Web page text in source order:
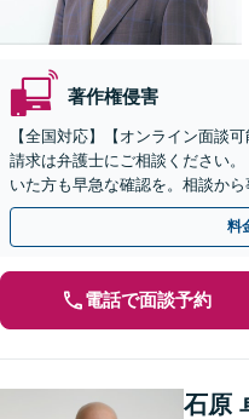
著作権侵害
【全国対応】【オンライン面談
請求は弁護士にご相談ください
いた方も早急な確認を。相談か
て私が対応します。
料
電話で面談予約
石原